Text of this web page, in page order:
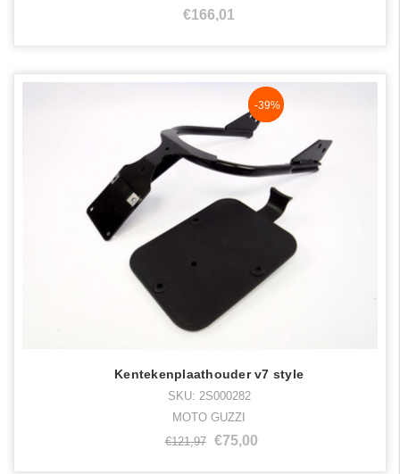
€166,01
NaN%
-39%
Kentekenplaathouder v7 style
SKU: 2S000282
MOTO GUZZI
€121,97
€75,00